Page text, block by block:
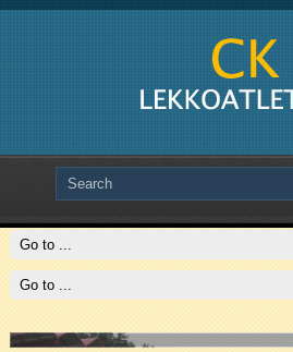
Slide # 2
Czytaj więcej